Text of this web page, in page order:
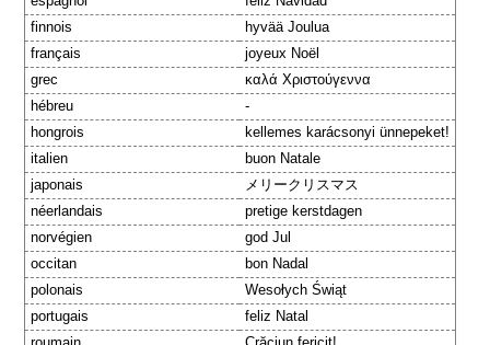
finnois
hyvää Joulua
français
joyeux Noël
grec
καλά Χριστούγεννα
hébreu
-
hongrois
kellemes karácsonyi ünnepeket!
italien
buon Natale
japonais
メリークリスマス
néerlandais
pretige kerstdagen
norvégien
god Jul
occitan
bon Nadal
polonais
Wesołych Świąt
portugais
feliz Natal